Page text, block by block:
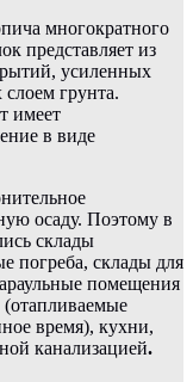
многократного
представляет из
усиленных
грунта.
имеет
в виде
осаду. Поэтому в
склады
погреба, склады для
помещения
время), кухни,
канализацией.